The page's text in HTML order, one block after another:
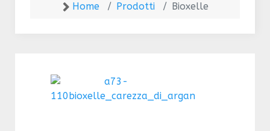
Home Prodotti Bioxelle